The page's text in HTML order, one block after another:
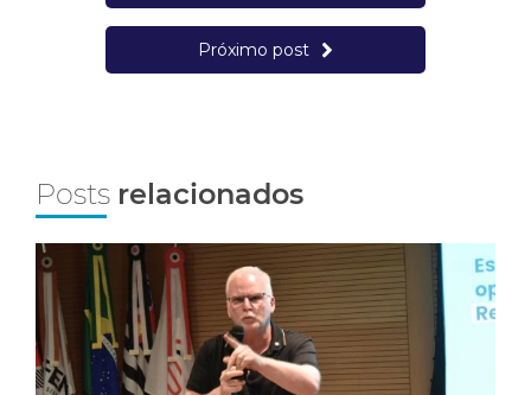
Próximo post
Posts relacionados